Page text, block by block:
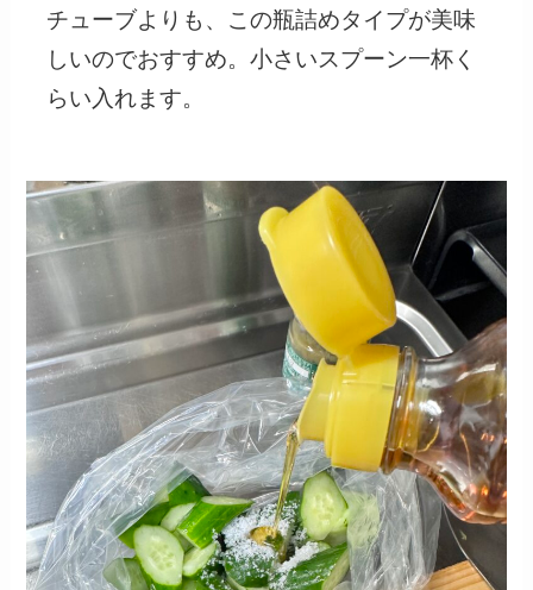
チューブよりも、この瓶詰めタイプが美味
しいのでおすすめ。小さいスプーン一杯く
らい入れます。